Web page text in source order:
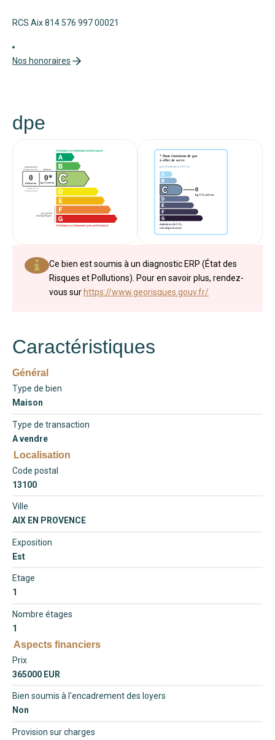
RCS Aix 814 576 997 00021
Nos honoraires
dpe
Ce bien est soumis à un diagnostic ERP (État des
Risques et Pollutions). Pour en savoir plus, rendez-
vous sur https://www.georisques.gouv.fr/
Caractéristiques
Général
Type de bien
Maison
Type de transaction
A vendre
Localisation
Code postal
13100
Ville
AIX EN PROVENCE
Exposition
Est
Etage
1
Nombre étages
1
Aspects financiers
Prix
365000 EUR
Bien soumis à l'encadrement des loyers
Non
Provision sur charges